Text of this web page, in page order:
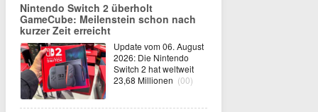
Nintendo Switch 2 überholt
GameCube: Meilenstein schon nach
kurzer Zeit erreicht
Update vom 06. August
2026: Die Nintendo
Switch 2 hat weltweit
23,68 Millionen (00)